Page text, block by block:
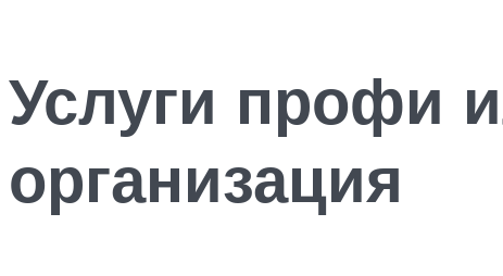
Услуги профи
организация